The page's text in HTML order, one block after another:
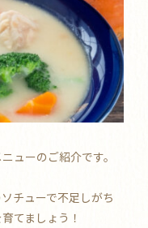
ューのご紹介です。
チューで不足しがち
てましょう！